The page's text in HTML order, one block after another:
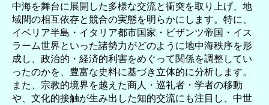
中海を舞台に展開した多様な交流と衝突を取り上げ、地
域間の相互依存と競合の実態を明らかにします。特に、
イベリア半島・イタリア都市国家・ビザンツ帝国・イス
ラーム世界といった諸勢力がどのように地中海秩序を形
成し、政治的・経済的利害をめぐって関係を調整してい
ったのかを、豊富な史料に基づき立体的に分析します。
また、宗教的境界を越えた商人・巡礼者・学者の移動
や、文化的接触が生み出した知的交流にも注目し、中世